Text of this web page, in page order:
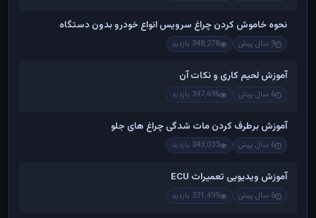
نحوه خاموش کردن چراغ سرویس انواع خودرو بدون دستگاه
9 سال پیش 348,278 بازدید
آموزش لحیم کاری و نکات آن
6 سال پیش 347,696 بازدید
آموزش برطرف کردن مات شدگی چراغ های جلو
6 سال پیش 343,033 بازدید
آموزش ویدیویی تعمیرات ECU
6 سال پیش 331,499 بازدید